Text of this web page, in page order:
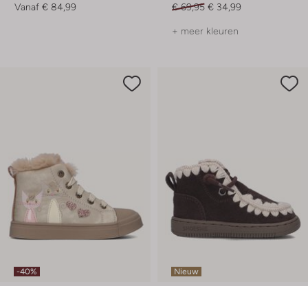
Vanaf € 84,99
€ 69,95 € 34,99
+ meer kleuren
-40% Nieuw